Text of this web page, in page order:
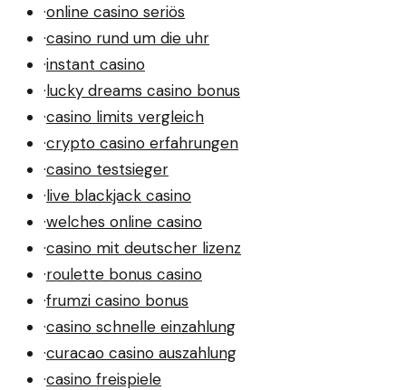
·online casino seriös
·casino rund um die uhr
·instant casino
·lucky dreams casino bonus
·casino limits vergleich
·crypto casino erfahrungen
·casino testsieger
·live blackjack casino
·welches online casino
·casino mit deutscher lizenz
·roulette bonus casino
·frumzi casino bonus
·casino schnelle einzahlung
·curacao casino auszahlung
·casino freispiele